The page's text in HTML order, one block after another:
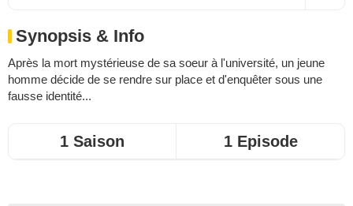
Synopsis & Info
Après la mort mystérieuse de sa soeur à l'université, un jeune
homme décide de se rendre sur place et d'enquêter sous une
fausse identité...
1 Saison 1 Episode